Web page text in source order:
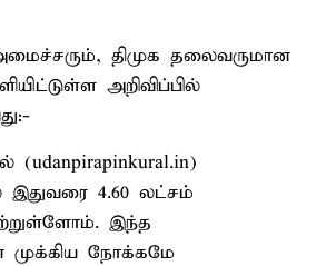
திமுக தலைவருமான
அறிவிப்பில்
(udanpirapinkural.in)
4.60 லட்சம்
இந்த
நோக்கமே